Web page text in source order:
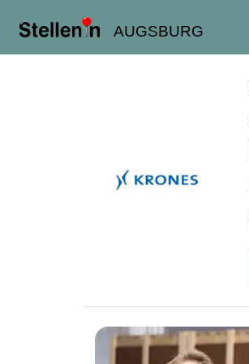
AUGSBURG